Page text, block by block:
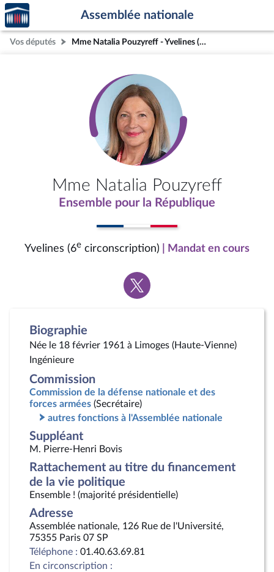
Aller au contenu
Aller en bas de la page
Accèder
à la
page
d'accueil
Assemblée nationale
Vos députés Mme Natalia Pouzyreff - Yvelines (6e circonscription)
Mme Natalia Pouzyreff
Ensemble pour la République
Yvelines (6e circonscription) | Mandat en cours
Voir
la
Biographie
Née le 18 février 1961 à Limoges (Haute-Vienne)
Ingénieure
Commission
Commission de la défense nationale et des
forces armées (Secrétaire)
autres fonctions à l'Assemblée nationale
Suppléant
M. Pierre-Henri Bovis
Rattachement au titre du financement
de la vie politique
Ensemble ! (majorité présidentielle)
Adresse
Assemblée nationale, 126 Rue de l'Université,
75355 Paris 07 SP
Téléphone : 01.40.63.69.81
En circonscription :